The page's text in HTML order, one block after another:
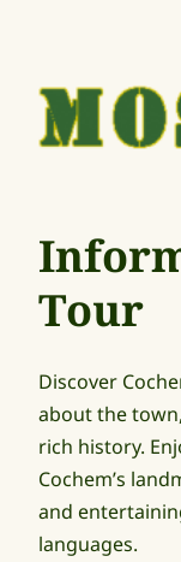
Tour
Discover
about the
rich history.
Cochem’s
and
languages.